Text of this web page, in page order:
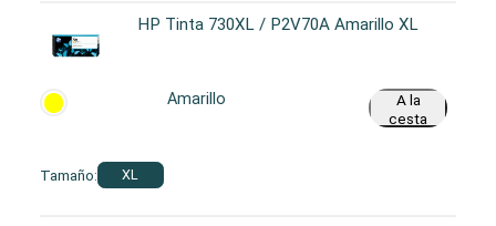
HP Tinta 730XL / P2V70A Amarillo XL
Tamaño: XL
Amarillo
A la
cesta